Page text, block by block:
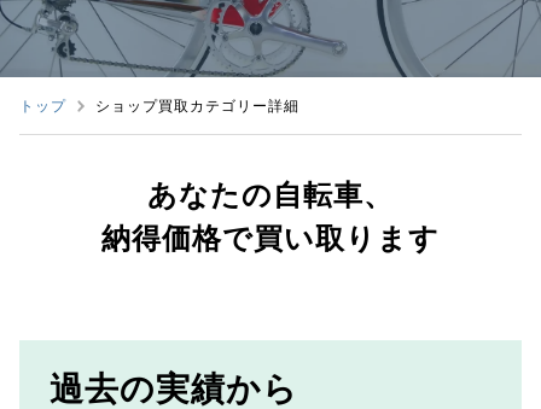
トップ ショップ買取カテゴリー詳細
あなたの自転車、
納得価格で買い取ります
過去の実績から